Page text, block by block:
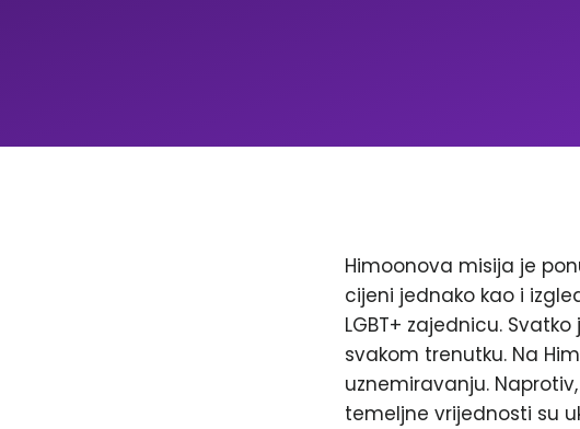
Himoonova misija je
cijeni jednako kao i
LGBT+ zajednicu.
svakom trenutku. Na
uznemiravanju.
temeljne vrijednosti su